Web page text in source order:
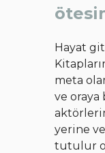
Hayat
meta
ve
yerine
tutulur